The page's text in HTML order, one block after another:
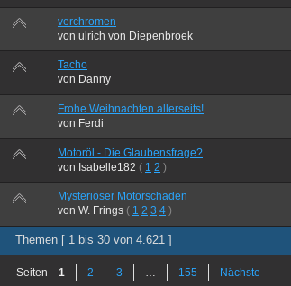
verchromen
von ulrich von Diepenbroek
Tacho
von Danny
Frohe Weihnachten allerseits!
von Ferdi
Motoröl - Die Glaubensfrage?
von Isabelle182 ( 1 2 )
Mysteriöser Motorschaden
von W. Frings ( 1 2 3 4 )
Themen [ 1 bis 30 von 4.621 ]
Seiten 1 2 3 … 155 Nächste